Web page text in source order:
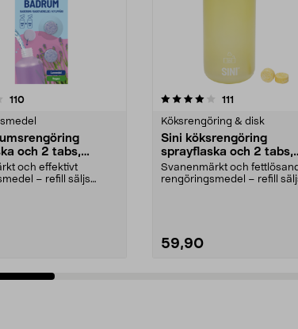
110recensioner
och 2 tabs,
och effektivt
– refill säljs
4.0av 5 stjärnor 111
Köksrengöring & disk
Sini köksrengöring
sprayflaska och 2 tabs,
startset
Svanenmärkt och
rengöringsmedel – refill
59,90
4.5av 5 stjärnor